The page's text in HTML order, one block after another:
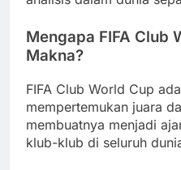
Mengapa FIFA Club
Makna?
FIFA Club World Cup
mempertemukan juara
membuatnya menjadi
klub-klub di seluruh